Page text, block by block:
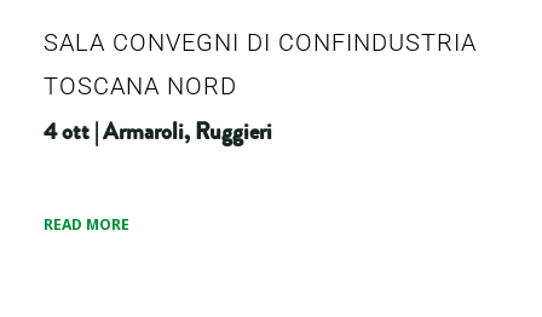
SALA CONVEGNI DI CONFINDUSTRIA
TOSCANA NORD
4 ott | Armaroli, Ruggieri
READ MORE